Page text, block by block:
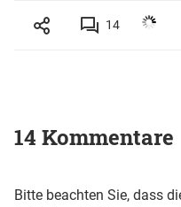
14
14 Kommentare
Bitte beachten Sie, dass